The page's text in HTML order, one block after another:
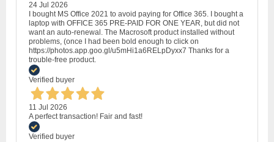
24 Jul 2026
I bought MS Office 2021 to avoid paying for Office 365. I bought a
laptop with OFFICE 365 PRE-PAID FOR ONE YEAR, but did not
want an auto-renewal. The Macrosoft product installed without
problems, (once I had been bold enough to click on
https://photos.app.goo.gl/u5mHi1a6RELpDyxx7 Thanks for a
trouble-free product.
Verified buyer
11 Jul 2026
A perfect transaction! Fair and fast!
Verified buyer